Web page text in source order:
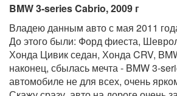
BMW 3-series Cabrio, 2009 г
Владею данным авто с мая 2011
До этого были: Форд фиеста,
Хонда Цивик седан, Хонда CRV,
наконец, сбылась мечта - BMW 3-
автомобиле не для всех, очень